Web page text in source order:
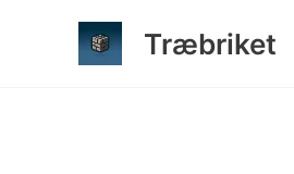
Træbriket